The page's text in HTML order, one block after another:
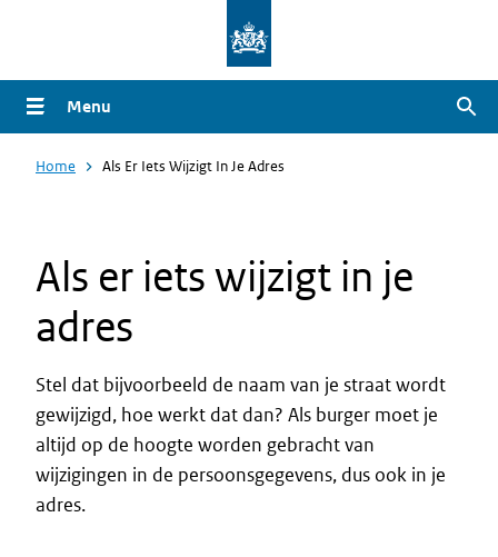
naar
de
gaan
Menu
Home Als Er Iets Wijzigt In Je Adres
Als er iets wijzigt in je
adres
Stel dat bijvoorbeeld de naam van je straat wordt
gewijzigd, hoe werkt dat dan? Als burger moet je
altijd op de hoogte worden gebracht van
wijzigingen in de persoonsgegevens, dus ook in je
adres.